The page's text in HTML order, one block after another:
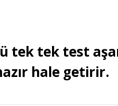
tek tek test
hale getirir.